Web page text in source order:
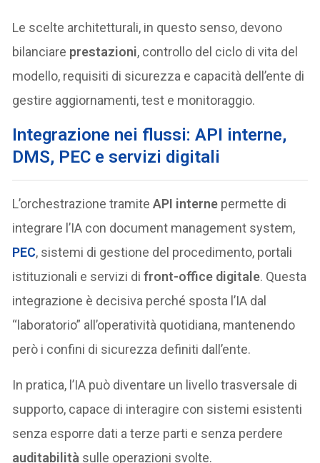
Le scelte architetturali, in questo senso, devono
bilanciare prestazioni, controllo del ciclo di vita del
modello, requisiti di sicurezza e capacità dell’ente di
gestire aggiornamenti, test e monitoraggio.
Integrazione nei flussi: API interne,
DMS, PEC e servizi digitali
L’orchestrazione tramiteAPI interne permette di
integrare l’IA con document management system,
PEC, sistemi di gestione del procedimento, portali
istituzionali e servizi difront-office digitale. Questa
integrazione è decisiva perché sposta l’IA dal
“laboratorio” all’operatività quotidiana, mantenendo
però i confini di sicurezza definiti dall’ente.
In pratica, l’IA può diventare un livello trasversale di
supporto, capace di interagire con sistemi esistenti
senza esporre dati a terze parti e senza perdere
auditabilità sulle operazioni svolte.